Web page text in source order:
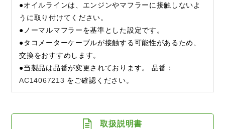
●オイルラインは、エンジンやマフラーに接触しないよ
うに取り付けてください。
●ノーマルマフラーを基準とした設定です。
●タコメーターケーブルが接触する可能性があるため、
交換をおすすめします。
●当製品は品番が変更されております。 品番：
AC14067213 をご確認ください。
取扱説明書